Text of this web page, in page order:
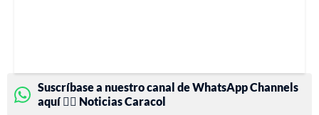
Suscríbase a nuestro canal de WhatsApp Channels
aquí 👉🏻 Noticias Caracol